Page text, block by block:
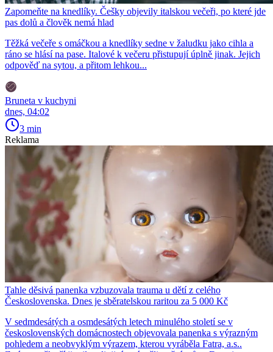
Zapomeňte na knedlíky. Češky objevily italskou večeři, po které jde
pas dolů a člověk nemá hlad
Těžká večeře s omáčkou a knedlíky sedne v žaludku jako cihla a
ráno se hlásí na pase. Italové k večeru přistupují úplně jinak. Jejich
odpověď na sytou, a přitom lehkou...
Bruneta v kuchyni
dnes, 04:02
3 min
Reklama
Tahle děsivá panenka vzbuzovala trauma u dětí z celého
Československa. Dnes je sběratelskou raritou za 5 000 Kč
V sedmdesátých a osmdesátých letech minulého století se v
československých domácnostech objevovala panenka s výrazným
pohledem a neobvyklým výrazem, kterou vyráběla Fatra, a.s..